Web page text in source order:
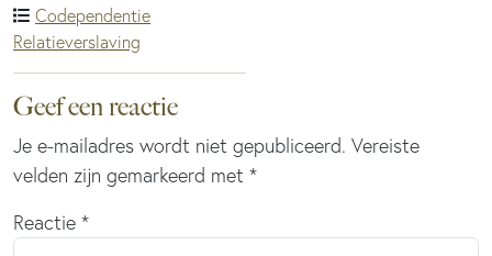
Codependentie
Relatieverslaving
Geef een reactie
Je e-mailadres wordt niet gepubliceerd. Vereiste
velden zijn gemarkeerd met *
Reactie *